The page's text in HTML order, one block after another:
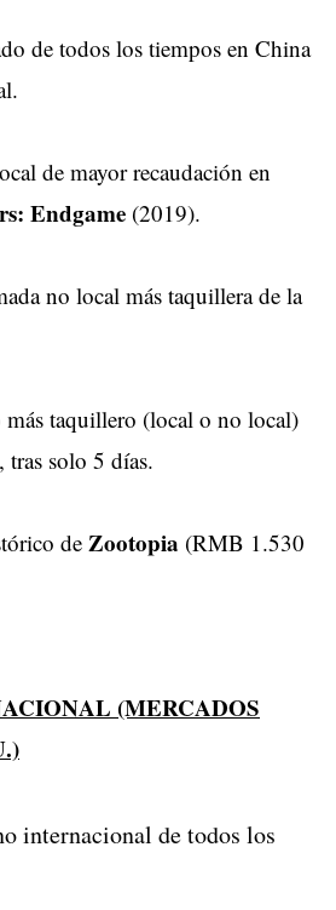
de todos los tiempos en China
de mayor recaudación en
Endgame (2019).
no local más taquillera de la
taquillero (local o no local)
tras solo 5 días.
de Zootopia (RMB 1.530
(MERCADOS
internacional de todos los